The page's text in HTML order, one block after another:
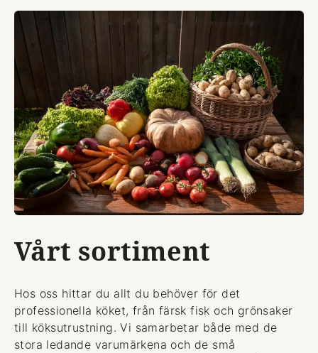
Vårt sortiment
Hos oss hittar du allt du behöver för det
professionella köket, från färsk fisk och grönsaker
till köksutrustning. Vi samarbetar både med de
stora ledande varumärkena och de små